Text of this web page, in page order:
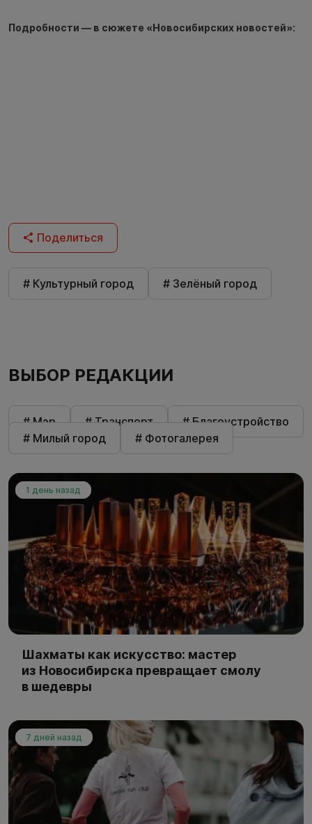
Подробности — в сюжете «Новосибирских новостей»:
Поделиться
# Культурный город # Зелёный город
ВЫБОР РЕДАКЦИИ
# Мэр # Транспорт
# Благоустройство
# Милый город
# Фотогалерея
1 день назад
Шахматы как искусство: мастер
из Новосибирска превращает смолу
в шедевры
7 дней назад